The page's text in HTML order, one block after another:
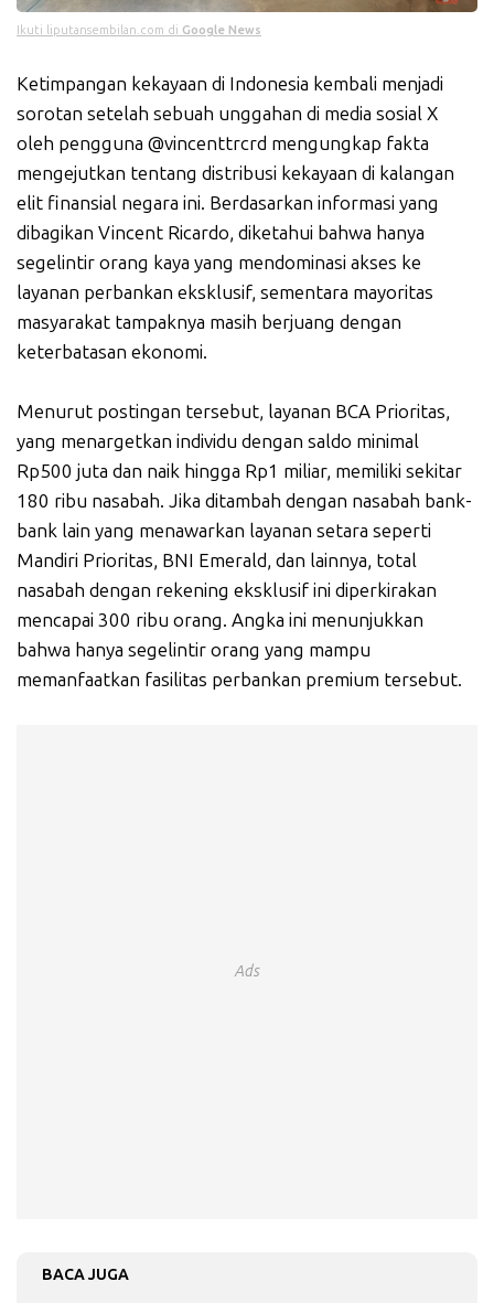
Ikuti liputansembilan.com di Google News
Ketimpangan kekayaan di Indonesia kembali menjadi
sorotan setelah sebuah unggahan di media sosial X
oleh pengguna @vincenttrcrd mengungkap fakta
mengejutkan tentang distribusi kekayaan di kalangan
elit finansial negara ini. Berdasarkan informasi yang
dibagikan Vincent Ricardo, diketahui bahwa hanya
segelintir orang kaya yang mendominasi akses ke
layanan perbankan eksklusif, sementara mayoritas
masyarakat tampaknya masih berjuang dengan
keterbatasan ekonomi.
Menurut postingan tersebut, layanan BCA Prioritas,
yang menargetkan individu dengan saldo minimal
Rp500 juta dan naik hingga Rp1 miliar, memiliki sekitar
180 ribu nasabah. Jika ditambah dengan nasabah bank-
bank lain yang menawarkan layanan setara seperti
Mandiri Prioritas, BNI Emerald, dan lainnya, total
nasabah dengan rekening eksklusif ini diperkirakan
mencapai 300 ribu orang. Angka ini menunjukkan
bahwa hanya segelintir orang yang mampu
memanfaatkan fasilitas perbankan premium tersebut.
Ads
BACA JUGA